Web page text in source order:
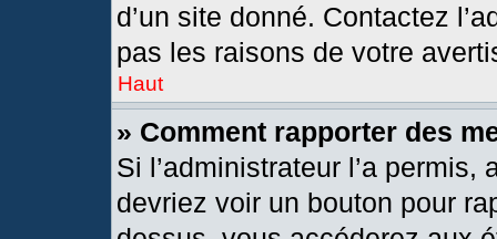
d’un site donné. Contactez
pas les raisons de votre
Haut
» Comment rapporter des
Si l’administrateur l’a
devriez voir un bouton pour